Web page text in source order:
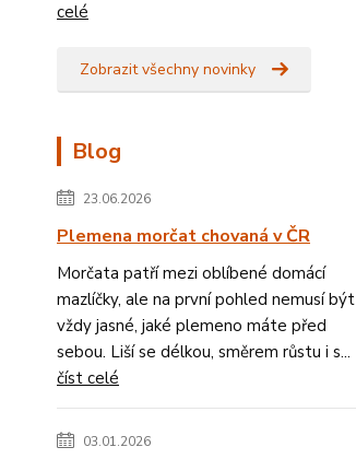
celé
Zobrazit všechny novinky
Blog
23.06.2026
Plemena morčat chovaná v ČR
Morčata patří mezi oblíbené domácí
mazlíčky, ale na první pohled nemusí být
vždy jasné, jaké plemeno máte před
sebou. Liší se délkou, směrem růstu i s...
číst celé
03.01.2026